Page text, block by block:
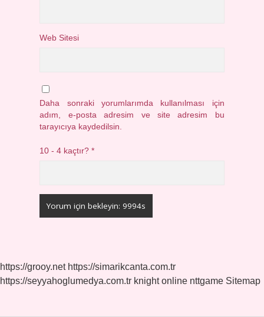
Web Sitesi
Daha sonraki yorumlarımda kullanılması için
adım, e-posta adresim ve site adresim bu
tarayıcıya kaydedilsin.
10 - 4 kaçtır?*
https://grooy.net https://simarikcanta.com.tr
https://seyyahoglumedya.com.tr knight online nttgame Sitemap